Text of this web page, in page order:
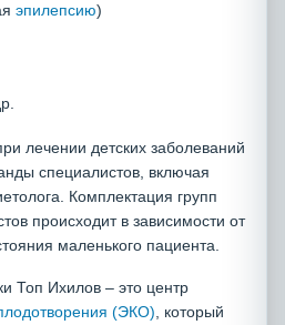
эпилепсию)
лечении детских заболеваний
специалистов, включая
Комплектация групп
происходит в зависимости от
маленького пациента.
Топ Ихилов – это центр
(ЭКО) , который